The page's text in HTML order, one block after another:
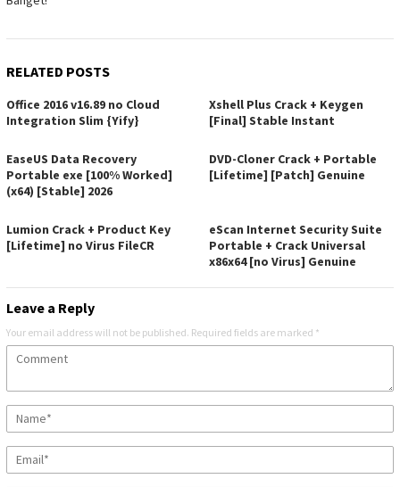
RELATED POSTS
Office 2016 v16.89 no Cloud
Integration Slim {Yify}
Xshell Plus Crack + Keygen
[Final] Stable Instant
EaseUS Data Recovery
Portable exe [100% Worked]
(x64) [Stable] 2026
DVD-Cloner Crack + Portable
[Lifetime] [Patch] Genuine
Lumion Crack + Product Key
[Lifetime] no Virus FileCR
eScan Internet Security Suite
Portable + Crack Universal
x86x64 [no Virus] Genuine
Leave a Reply
Your email address will not be published. Required fields are marked *